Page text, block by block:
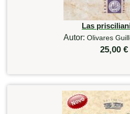
Las
Autor: Olivares
25,00 €